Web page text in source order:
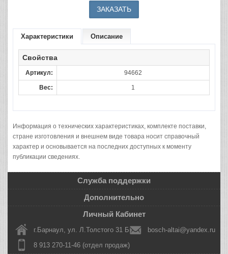
Характеристики Описание
Свойства
Артикул: 94662
Вес: 1
Информация о технических характеристиках, комплекте поставки,
стране изготовления и внешнем виде товара носит справочный
характер и основывается на последних доступных к моменту
публикации сведениях.
Служба поддержки
Дополнительно
Личный Кабинет
г.Барнаул, ул. Л.Толстого 31 Б
bosch-altai@yandex.ru
8 913 270-11-46 (отдел продаж)